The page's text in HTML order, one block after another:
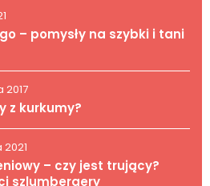
– pomysły na szybki i tani
2017
z kurkumy?
– czy jest trujący?
szlumbergery